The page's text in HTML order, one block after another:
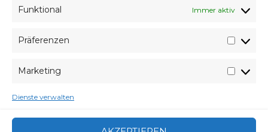
Funktional Immer aktiv
Präferenzen
Marketing
Dienste verwalten
Ein paar Bilder
Sprüche Freitag
VERFASSER
CATEGORIES
ARCHIV